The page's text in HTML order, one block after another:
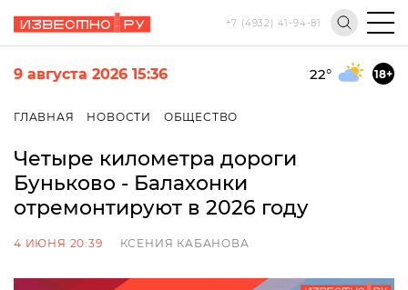
+7 (4932) 41-94-81
9 августа 2026 15:36 22° 18+
ГЛАВНАЯ НОВОСТИ ОБЩЕСТВО
Четыре километра дороги
Буньково - Балахонки
отремонтируют в 2026 году
4 ИЮНЯ 20:39 КСЕНИЯ КАБАНОВА